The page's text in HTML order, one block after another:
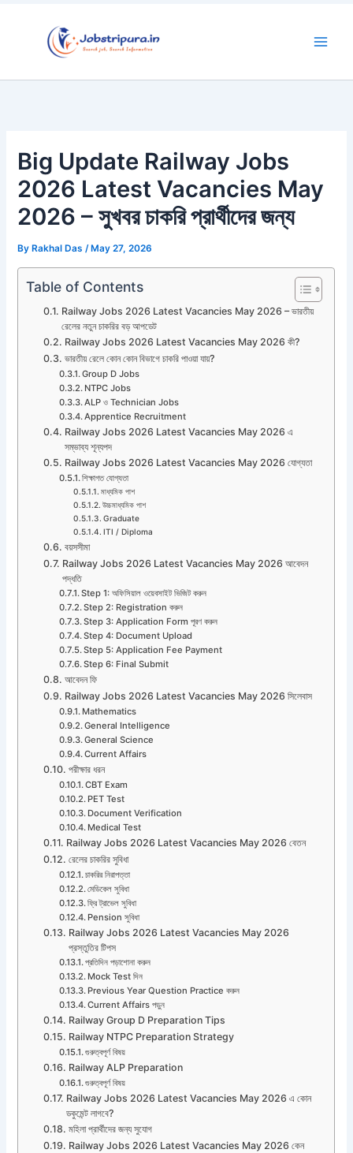
Big Update Railway Jobs
2026 Latest Vacancies May
2026 – সুখবর চাকরি প্রার্থীদের জন্য
By Rakhal Das/ May 27, 2026
Table of Contents
Railway Jobs 2026 Latest Vacancies May 2026 – ভারতীয়
রেলের নতুন চাকরির বড় আপডেট
Railway Jobs 2026 Latest Vacancies May 2026 কী?
ভারতীয় রেলে কোন কোন বিভাগে চাকরি পাওয়া যায়?
Group D Jobs
NTPC Jobs
ALP ও Technician Jobs
Apprentice Recruitment
Railway Jobs 2026 Latest Vacancies May 2026 এ
সম্ভাব্য শূন্যপদ
Railway Jobs 2026 Latest Vacancies May 2026 যোগ্যতা
শিক্ষাগত যোগ্যতা
মাধ্যমিক পাশ
উচ্চমাধ্যমিক পাশ
Graduate
ITI / Diploma
বয়সসীমা
Railway Jobs 2026 Latest Vacancies May 2026 আবেদন
পদ্ধতি
Step 1: অফিসিয়াল ওয়েবসাইট ভিজিট করুন
Step 2: Registration করুন
Step 3: Application Form পূরণ করুন
Step 4: Document Upload
Step 5: Application Fee Payment
Step 6: Final Submit
আবেদন ফি
Railway Jobs 2026 Latest Vacancies May 2026 সিলেবাস
Mathematics
General Intelligence
General Science
Current Affairs
পরীক্ষার ধরন
CBT Exam
PET Test
Document Verification
Medical Test
Railway Jobs 2026 Latest Vacancies May 2026 বেতন
রেলের চাকরির সুবিধা
চাকরির নিরাপত্তা
মেডিকেল সুবিধা
ফ্রি ট্রাভেল সুবিধা
Pension সুবিধা
Railway Jobs 2026 Latest Vacancies May 2026
প্রস্তুতির টিপস
প্রতিদিন পড়াশোনা করুন
Mock Test দিন
Previous Year Question Practice করুন
Current Affairs পড়ুন
Railway Group D Preparation Tips
Railway NTPC Preparation Strategy
গুরুত্বপূর্ণ বিষয়
Railway ALP Preparation
গুরুত্বপূর্ণ বিষয়
Railway Jobs 2026 Latest Vacancies May 2026 এ কোন
ডকুমেন্ট লাগবে?
মহিলা প্রার্থীদের জন্য সুযোগ
Railway Jobs 2026 Latest Vacancies May 2026 কেন